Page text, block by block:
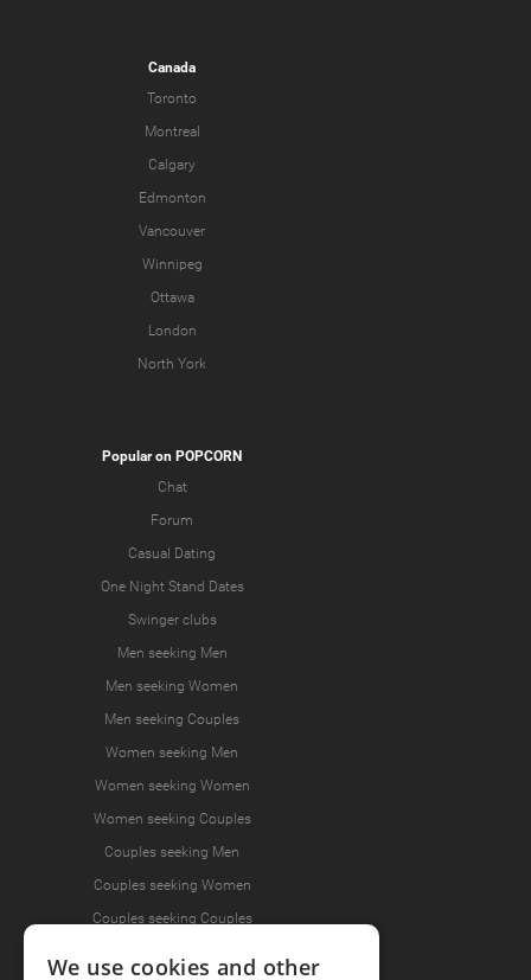
Canada
Toronto
Montreal
Calgary
Edmonton
Vancouver
Winnipeg
Ottawa
London
North York
Popular on POPCORN
Chat
Forum
Casual Dating
One Night Stand Dates
Swinger clubs
Men seeking Men
Men seeking Women
Men seeking Couples
Women seeking Men
Women seeking Women
Women seeking Couples
Couples seeking Men
Couples seeking Women
Couples seeking Couples
We use cookies and other